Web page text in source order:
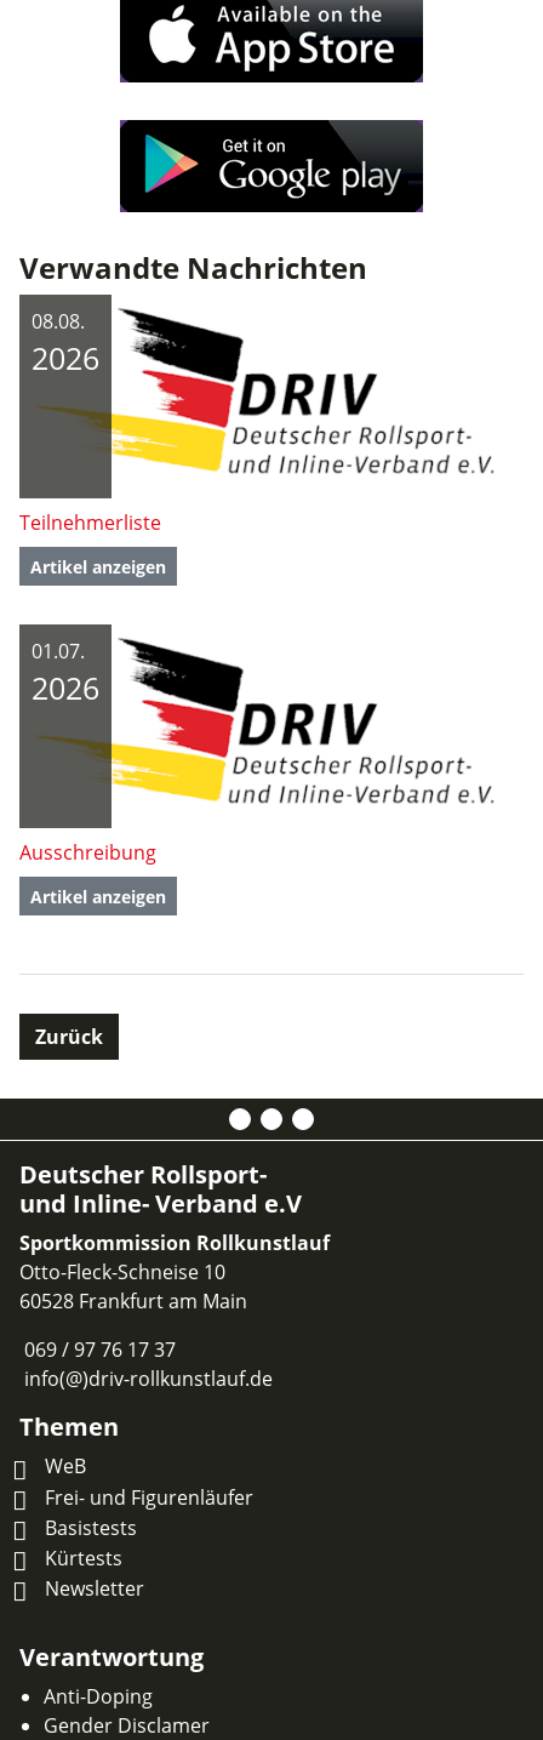
Verwandte Nachrichten
08.08.
2026
Teilnehmerliste
Artikel anzeigen
01.07.
2026
Ausschreibung
Artikel anzeigen
Zurück
Deutscher Rollsport-
und Inline- Verband e.V
Sportkommission Rollkunstlauf
Otto-Fleck-Schneise 10
60528 Frankfurt am Main
069 / 97 76 17 37
info(@)driv-rollkunstlauf.de
Themen
WeB
Frei- und Figurenläufer
Basistests
Kürtests
Newsletter
Verantwortung
Anti-Doping
Gender Disclamer